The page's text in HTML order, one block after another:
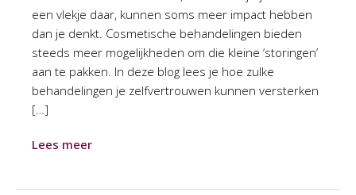
een vlekje daar, kunnen soms meer impact hebben
dan je denkt. Cosmetische behandelingen bieden
steeds meer mogelijkheden om die kleine ‘storingen’
aan te pakken. In deze blog lees je hoe zulke
behandelingen je zelfvertrouwen kunnen versterken
[…]
Lees meer